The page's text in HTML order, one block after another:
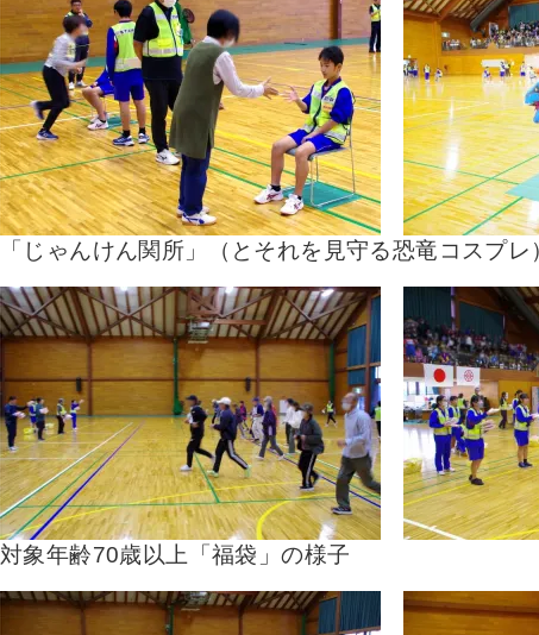
「じゃんけん関所」（とそれを見守る恐竜コスプレ
対象年齢70歳以上「福袋」の様子